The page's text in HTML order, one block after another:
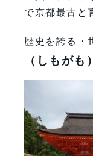
で京都最古と
歴史を誇る・
（しもがも